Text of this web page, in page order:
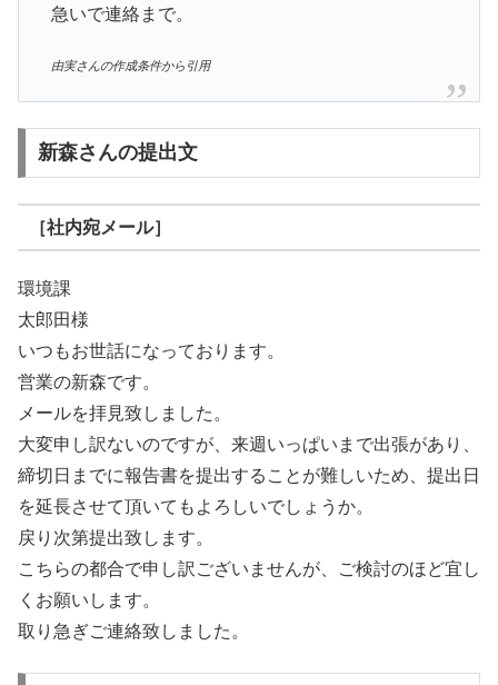
急いで連絡まで。
由実さんの作成条件から引用
新森さんの提出文
［社内宛メール］
環境課
太郎田様
いつもお世話になっております。
営業の新森です。
メールを拝見致しました。
大変申し訳ないのですが、来週いっぱいまで出張があり、
締切日までに報告書を提出することが難しいため、提出日
を延長させて頂いてもよろしいでしょうか。
戻り次第提出致します。
こちらの都合で申し訳ございませんが、ご検討のほど宜し
くお願いします。
取り急ぎご連絡致しました。